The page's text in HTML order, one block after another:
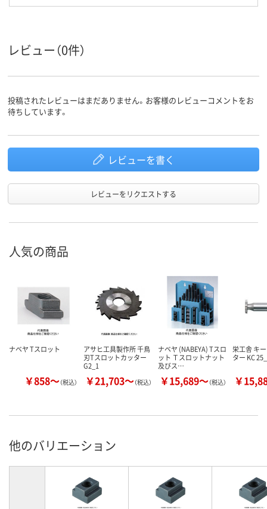
レビュー（0件）
投稿されたレビューはまだありません。お客様のレビューコメントをお
待ちしています。
レビューを書く
レビューをリクエストする
人気の商品
ナベヤ Tスロット
￥858～（税込）
アサヒ工具製作所 千鳥
刃Tスロットカッター
G2_1
￥21,703～（税込）
ナベヤ (NABEYA) Tスロ
ット Ｔスロットナット
及びス…
￥15,689～（税込）
栄工舎 キ
ター KC
￥
他のバリエーション